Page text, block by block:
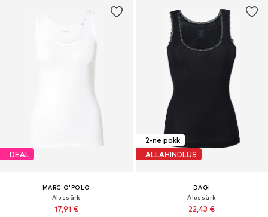
DEAL
MARC O'POLO
Alussärk
17,91 €
2-ne pakk
ALLAHINDLUS
DAGI
Alussärk
22,43 €